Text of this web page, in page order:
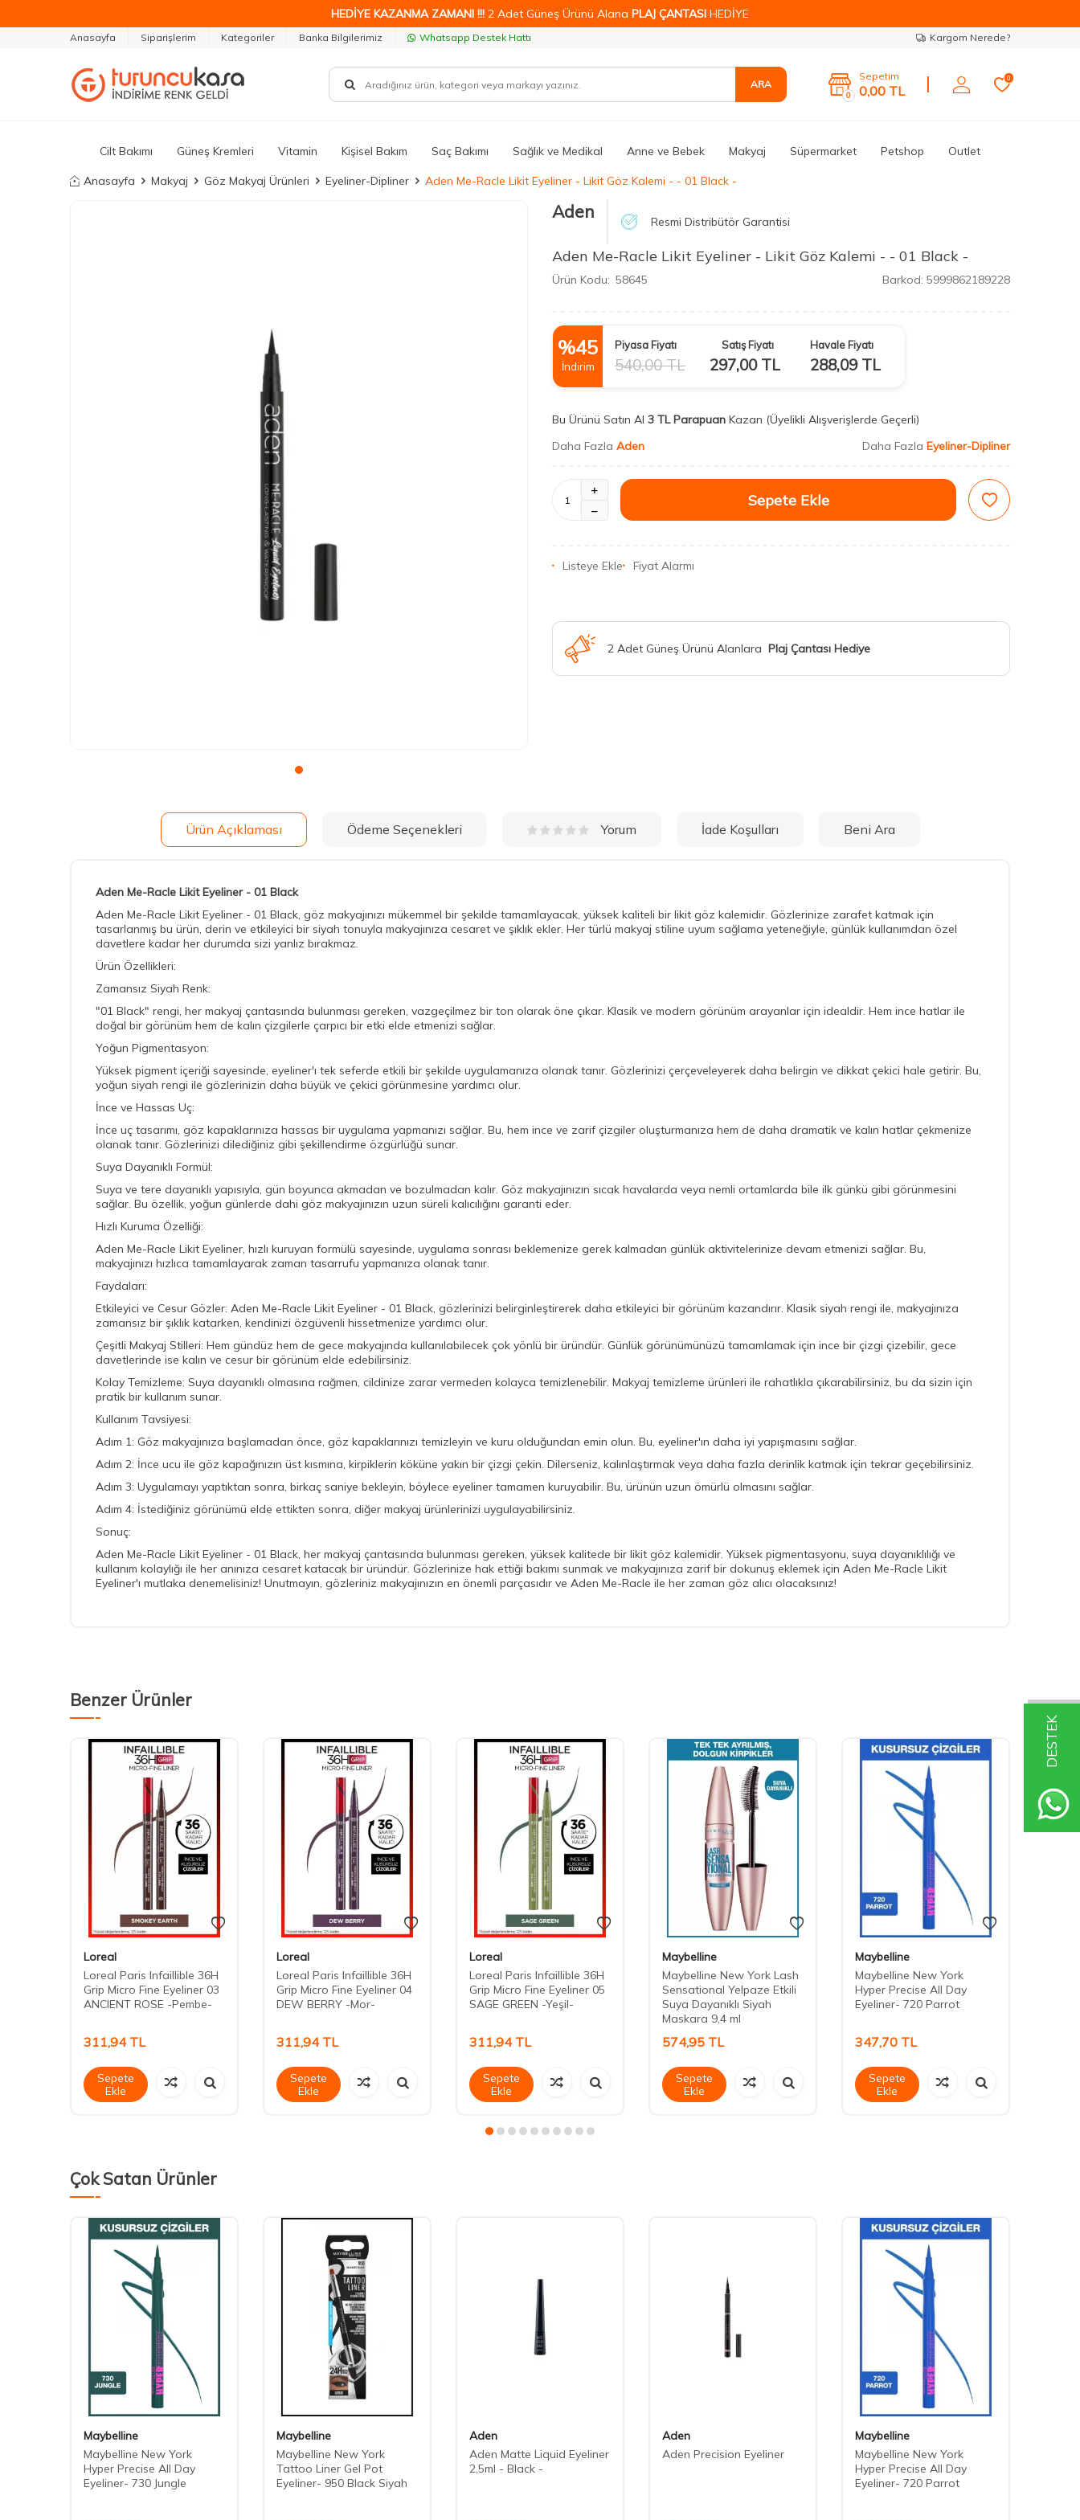
DESTEK
HEDİYE KAZANMA ZAMANI !!! 2 Adet Güneş Ürünü Alana PLAJ ÇANTASI HEDİYE
Anasayfa Siparişlerim Kategoriler Banka Bilgilerimiz Whatsapp Destek Hattı Kargom Nerede?
ARA
0
Sepetim
0,00 TL
0
Cilt Bakımı Güneş Kremleri Vitamin Kişisel Bakım Saç Bakımı Sağlık ve Medikal Anne ve Bebek Makyaj Süpermarket Petshop Outlet
Anasayfa Makyaj Göz Makyaj Ürünleri Eyeliner-Dipliner Aden Me-Racle Likit Eyeliner - Likit Göz Kalemi - - 01 Black -
Aden Resmi Distribütör Garantisi
Aden Me-Racle Likit Eyeliner - Likit Göz Kalemi - - 01 Black -
Ürün Kodu: 58645 Barkod: 5999862189228
%45
İndirim
Piyasa Fiyatı
540,00TL
Satış Fiyatı
297,00TL
Havale Fiyatı
288,09TL
Bu Ürünü Satın Al 3 TL Parapuan Kazan (Üyelikli Alışverişlerde Geçerli)
Daha Fazla Aden Daha Fazla Eyeliner-Dipliner
Sepete Ekle
Listeye Ekle Fiyat Alarmı
2 Adet Güneş Ürünü Alanlara Plaj Çantası Hediye
Ürün Açıklaması Ödeme Seçenekleri Yorum İade Koşulları Beni Ara
Aden Me-Racle Likit Eyeliner - 01 Black
Aden Me-Racle Likit Eyeliner - 01 Black, göz makyajınızı mükemmel bir şekilde tamamlayacak, yüksek kaliteli bir likit göz kalemidir. Gözlerinize zarafet katmak için
tasarlanmış bu ürün, derin ve etkileyici bir siyah tonuyla makyajınıza cesaret ve şıklık ekler. Her türlü makyaj stiline uyum sağlama yeteneğiyle, günlük kullanımdan özel
davetlere kadar her durumda sizi yanlız bırakmaz.
Ürün Özellikleri:
Zamansız Siyah Renk:
"01 Black" rengi, her makyaj çantasında bulunması gereken, vazgeçilmez bir ton olarak öne çıkar. Klasik ve modern görünüm arayanlar için idealdir. Hem ince hatlar ile
doğal bir görünüm hem de kalın çizgilerle çarpıcı bir etki elde etmenizi sağlar.
Yoğun Pigmentasyon:
Yüksek pigment içeriği sayesinde, eyeliner'ı tek seferde etkili bir şekilde uygulamanıza olanak tanır. Gözlerinizi çerçeveleyerek daha belirgin ve dikkat çekici hale getirir. Bu,
yoğun siyah rengi ile gözlerinizin daha büyük ve çekici görünmesine yardımcı olur.
İnce ve Hassas Uç:
İnce uç tasarımı, göz kapaklarınıza hassas bir uygulama yapmanızı sağlar. Bu, hem ince ve zarif çizgiler oluşturmanıza hem de daha dramatik ve kalın hatlar çekmenize
olanak tanır. Gözlerinizi dilediğiniz gibi şekillendirme özgürlüğü sunar.
Suya Dayanıklı Formül:
Suya ve tere dayanıklı yapısıyla, gün boyunca akmadan ve bozulmadan kalır. Göz makyajınızın sıcak havalarda veya nemli ortamlarda bile ilk günkü gibi görünmesini
sağlar. Bu özellik, yoğun günlerde dahi göz makyajınızın uzun süreli kalıcılığını garanti eder.
Hızlı Kuruma Özelliği:
Aden Me-Racle Likit Eyeliner, hızlı kuruyan formülü sayesinde, uygulama sonrası beklemenize gerek kalmadan günlük aktivitelerinize devam etmenizi sağlar. Bu,
makyajınızı hızlıca tamamlayarak zaman tasarrufu yapmanıza olanak tanır.
Faydaları:
Etkileyici ve Cesur Gözler: Aden Me-Racle Likit Eyeliner - 01 Black, gözlerinizi belirginleştirerek daha etkileyici bir görünüm kazandırır. Klasik siyah rengi ile, makyajınıza
zamansız bir şıklık katarken, kendinizi özgüvenli hissetmenize yardımcı olur.
Çeşitli Makyaj Stilleri: Hem gündüz hem de gece makyajında kullanılabilecek çok yönlü bir üründür. Günlük görünümünüzü tamamlamak için ince bir çizgi çizebilir, gece
davetlerinde ise kalın ve cesur bir görünüm elde edebilirsiniz.
Kolay Temizleme: Suya dayanıklı olmasına rağmen, cildinize zarar vermeden kolayca temizlenebilir. Makyaj temizleme ürünleri ile rahatlıkla çıkarabilirsiniz, bu da sizin için
pratik bir kullanım sunar.
Kullanım Tavsiyesi:
Adım 1: Göz makyajınıza başlamadan önce, göz kapaklarınızı temizleyin ve kuru olduğundan emin olun. Bu, eyeliner'ın daha iyi yapışmasını sağlar.
Adım 2: İnce ucu ile göz kapağınızın üst kısmına, kirpiklerin köküne yakın bir çizgi çekin. Dilerseniz, kalınlaştırmak veya daha fazla derinlik katmak için tekrar geçebilirsiniz.
Adım 3: Uygulamayı yaptıktan sonra, birkaç saniye bekleyin, böylece eyeliner tamamen kuruyabilir. Bu, ürünün uzun ömürlü olmasını sağlar.
Adım 4: İstediğiniz görünümü elde ettikten sonra, diğer makyaj ürünlerinizi uygulayabilirsiniz.
Sonuç:
Aden Me-Racle Likit Eyeliner - 01 Black, her makyaj çantasında bulunması gereken, yüksek kalitede bir likit göz kalemidir. Yüksek pigmentasyonu, suya dayanıklılığı ve
kullanım kolaylığı ile her anınıza cesaret katacak bir üründür. Gözlerinize hak ettiği bakımı sunmak ve makyajınıza zarif bir dokunuş eklemek için Aden Me-Racle Likit
Eyeliner'ı mutlaka denemelisiniz! Unutmayın, gözleriniz makyajınızın en önemli parçasıdır ve Aden Me-Racle ile her zaman göz alıcı olacaksınız!
Benzer Ürünler
Loreal
Loreal Paris Infaillible 36H
Grip Micro Fine Eyeliner 03
ANCIENT ROSE -Pembe-
311,94TL
Sepete
Ekle
Loreal
Loreal Paris Infaillible 36H
Grip Micro Fine Eyeliner 04
DEW BERRY -Mor-
311,94TL
Sepete
Ekle
Loreal
Loreal Paris Infaillible 36H
Grip Micro Fine Eyeliner 05
SAGE GREEN -Yeşil-
311,94TL
Sepete
Ekle
Maybelline
Maybelline New York Lash
Sensational Yelpaze Etkili
Suya Dayanıklı Siyah
Maskara 9,4 ml
574,95 TL
Sepete
Ekle
Maybelline
Maybelline New York
Hyper Precise All Day
Eyeliner- 720 Parrot
347,70 TL
Sepete
Ekle
Çok Satan Ürünler
Maybelline
Maybelline New York
Hyper Precise All Day
Eyeliner- 730 Jungle
Maybelline
Maybelline New York
Tattoo Liner Gel Pot
Eyeliner- 950 Black Siyah
Aden
Aden Matte Liquid Eyeliner
2,5ml - Black -
Aden
Aden Precision Eyeliner
Maybelline
Maybelline New York
Hyper Precise All Day
Eyeliner- 720 Parrot